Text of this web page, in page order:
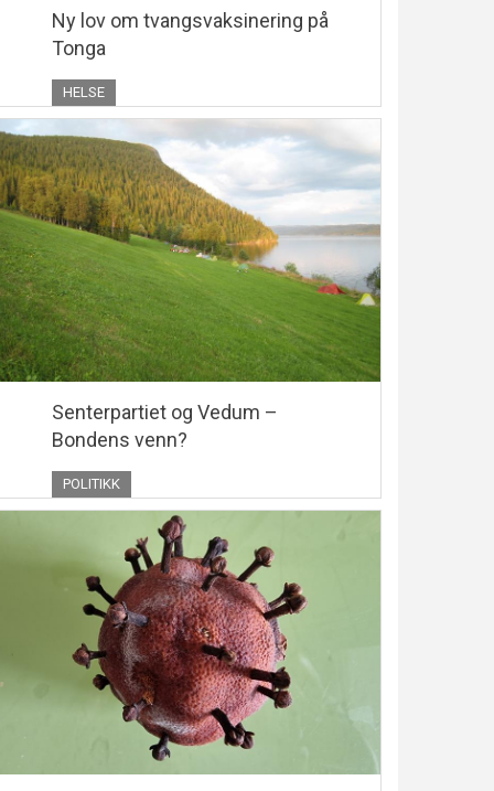
Ny lov om tvangsvaksinering på
Tonga
HELSE
Senterpartiet og Vedum –
Bondens venn?
POLITIKK